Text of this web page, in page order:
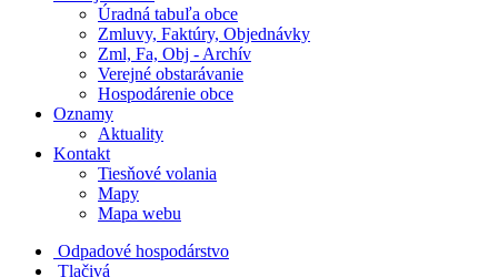
Úradná tabuľa obce
Zmluvy, Faktúry, Objednávky
Zml, Fa, Obj - Archív
Verejné obstarávanie
Hospodárenie obce
Oznamy
Aktuality
Kontakt
Tiesňové volania
Mapy
Mapa webu
Odpadové hospodárstvo
Tlačivá